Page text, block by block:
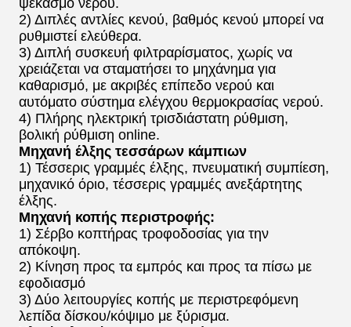
ψεκασμό νερού.
2) Διπλές αντλίες κενού, βαθμός κενού μπορεί να
ρυθμιστεί ελεύθερα.
3) Διπλή συσκευή φιλτραρίσματος, χωρίς να
χρειάζεται να σταματήσει το μηχάνημα για
καθαρισμό, με ακριβές επίπεδο νερού και
αυτόματο σύστημα ελέγχου θερμοκρασίας νερού.
4) Πλήρης ηλεκτρική τρισδιάστατη ρύθμιση,
βολική ρύθμιση online.
Μηχανή έλξης τεσσάρων κάμπιων
1) Τέσσερις γραμμές έλξης, πνευματική συμπίεση,
μηχανικό όριο, τέσσερις γραμμές ανεξάρτητης
έλξης.
Μηχανή κοπής περιστροφής:
1) Σέρβο κοπτήρας τροφοδοσίας για την
απόκοψη.
2) Κίνηση προς τα εμπρός και προς τα πίσω με
εφοδιασμό
3) Δύο λειτουργίες κοπής με περιστρεφόμενη
λεπίδα δίσκου/κόψιμο με ξύρισμα.